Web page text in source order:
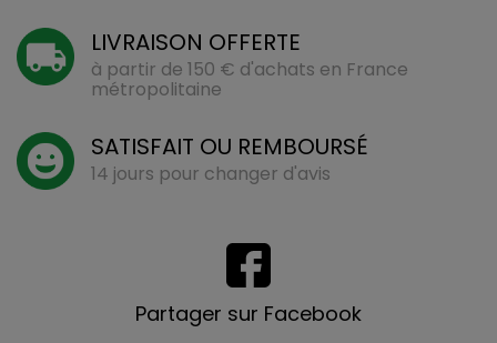
LIVRAISON OFFERTE
à partir de 150 € d'achats en France
métropolitaine
SATISFAIT OU REMBOURSÉ
14 jours pour changer d'avis
Partager sur Facebook